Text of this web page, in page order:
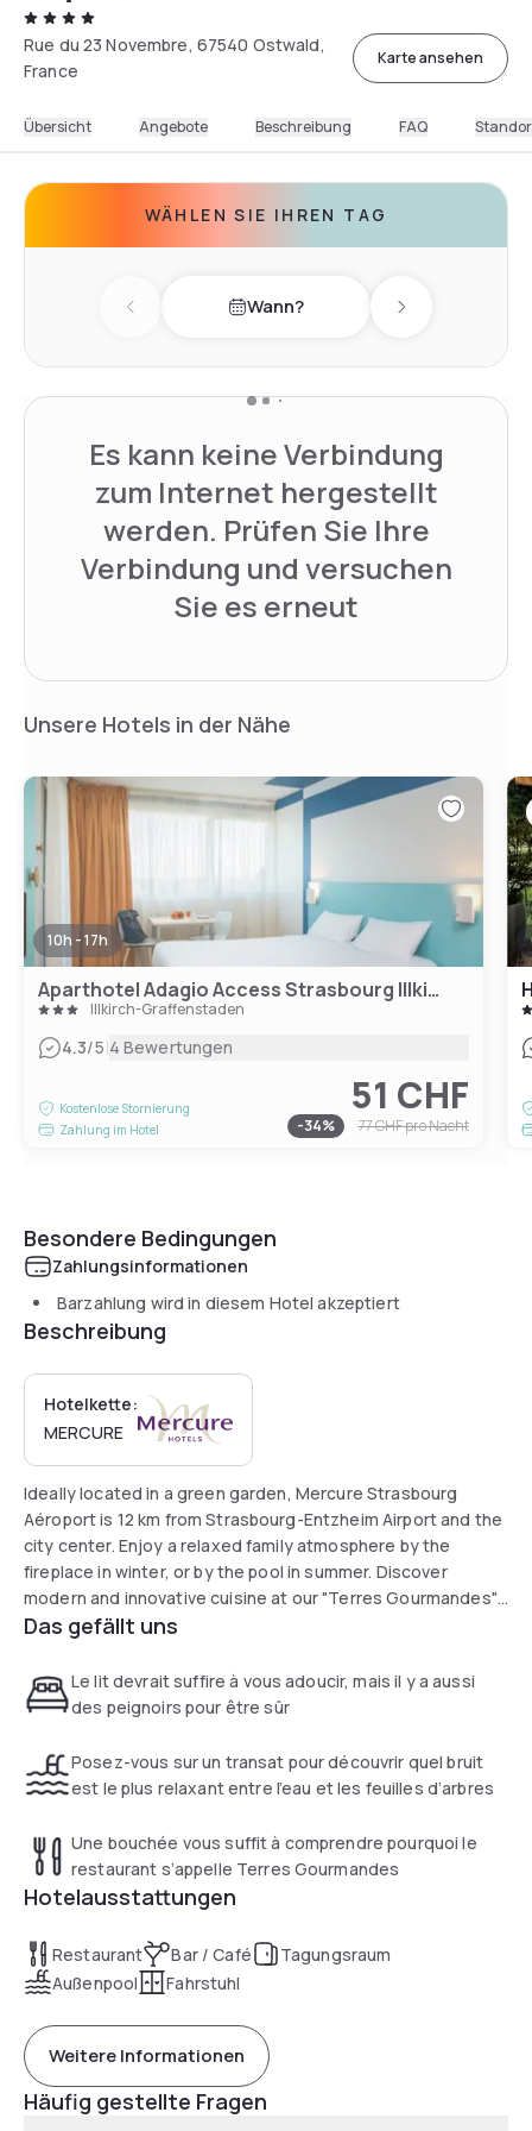
Rue du 23 Novembre, 67540 Ostwald,
France
Karte ansehen
Übersicht Angebote Beschreibung FAQ
WÄHLEN SIE IHREN TAG
Previous day Wann? Next day
Es kann keine Verbindung
zum Internet hergestellt
werden. Prüfen Sie Ihre
Verbindung und versuchen
Sie es erneut
Unsere Hotels in der Nähe
10h - 17h
Aparthotel Adagio Access Strasbourg Illkirch
Illkirch-Graffenstaden
4.3/5|4 Bewertungen
Kostenlose Stornierung
Zahlung im Hotel
51 CHF
-34% 77 CHFpro Nacht
Besondere Bedingungen
Zahlungsinformationen
Barzahlung wird in diesem Hotel akzeptiert
Beschreibung
Hotelkette:
MERCURE
Ideally located in a green garden, Mercure Strasbourg
Aéroport is 12 km from Strasbourg-Entzheim Airport and the
city center. Enjoy a relaxed family atmosphere by the
fireplace in winter, or by the pool in summer. Discover
modern and innovative cuisine at our "Terres Gourmandes"
restaurant. Our meeting rooms can seat up to 180 people.
Das gefällt uns
Le lit devrait suffire à vous adoucir, mais il y a aussi
des peignoirs pour être sûr
Posez-vous sur un transat pour découvrir quel bruit
est le plus relaxant entre l’eau et les feuilles d’arbres
Une bouchée vous suffit à comprendre pourquoi le
restaurant s’appelle Terres Gourmandes
Hotelausstattungen
Restaurant Bar / Café
Tagungsraum
Außenpool
Fahrstuhl
Weitere Informationen
Häufig gestellte Fragen